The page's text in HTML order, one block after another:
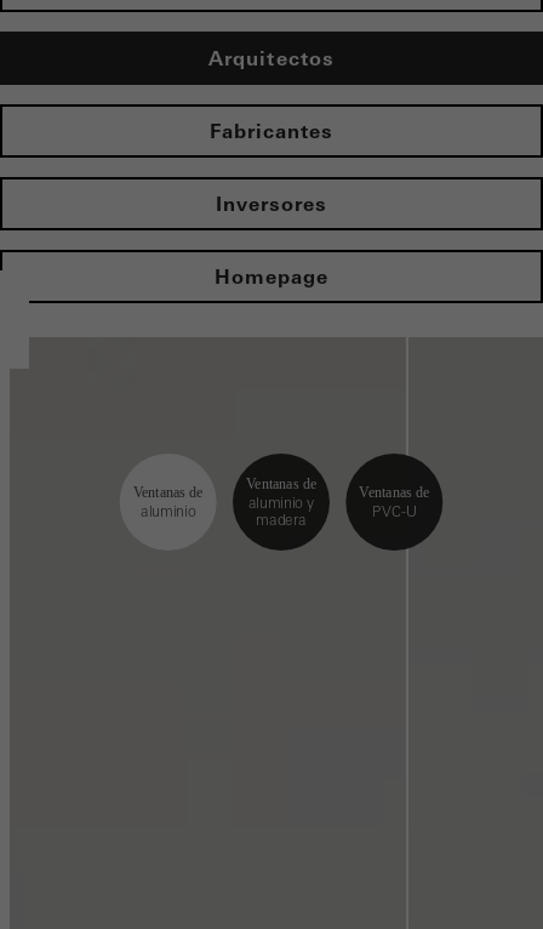
Arquitectos
Fabricantes
Inversores
Homepage
Ventanas de
aluminio
Ventanas de
aluminio y
madera
Ventanas de
PVC-U